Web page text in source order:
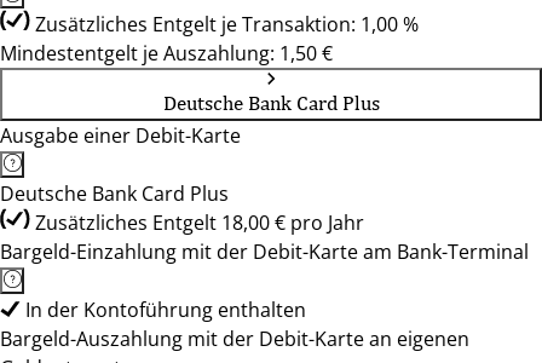
Zusätzliches Entgelt je Transaktion: 1,00 %
Mindestentgelt je Auszahlung: 1,50 €
Deutsche Bank Card Plus
Ausgabe einer Debit-Karte
Deutsche Bank Card Plus
Zusätzliches Entgelt 18,00 € pro Jahr
Bargeld-Einzahlung mit der Debit-Karte am Bank-Terminal
In der Kontoführung enthalten
Bargeld-Auszahlung mit der Debit-Karte an eigenen